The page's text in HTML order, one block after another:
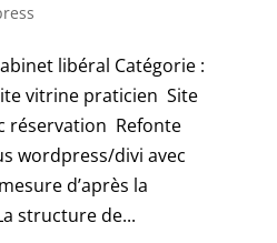
libéral Catégorie :
vitrine praticien Site
réservation Refonte
wordpress/divi avec
d’après la
structure de...